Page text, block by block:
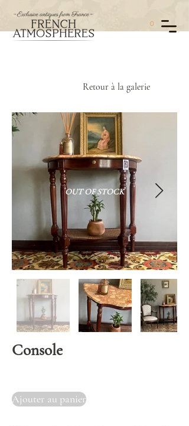
0
Retour à la galerie
OUT OF STOCK
Console
Ajouter au panier